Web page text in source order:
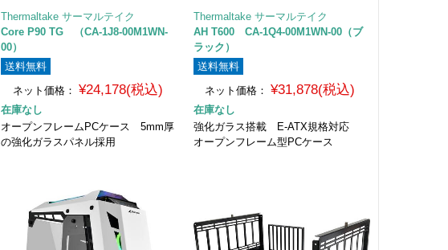
Thermaltake サーマルテイク
Core P90 TG （CA-1J8-00M1WN-
00）
送料無料
ネット価格： ¥24,178(税込)
在庫なし
オープンフレームPCケース 5mm厚
の強化ガラスパネル採用
Thermaltake サーマルテイク
AH T600 CA-1Q4-00M1WN-00（ブ
ラック）
送料無料
ネット価格： ¥31,878(税込)
在庫なし
強化ガラス搭載 E-ATX規格対応
オープンフレーム型PCケース